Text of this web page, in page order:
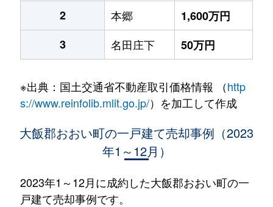
2
本郷
1,600万円
3
名田庄下 50万円
※出典：国土交通省不動産取引価格情報 （http
s://www.reinfolib.mlit.go.jp/）を加工して作成
大飯郡おおい町の一戸建て売却事例（2023
年1～12月）
2023年1～12月に成約した大飯郡おおい町の一
戸建て売却事例です。